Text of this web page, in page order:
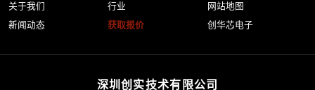
关于我们
新闻动态
行业
获取报价
网站地图
创华芯电子
深圳创实技术有限公司